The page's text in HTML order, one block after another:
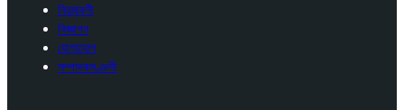
নিয়মাবলী
বিজ্ঞাপন
যোগাযোগ
সম্পাদকমণ্ডলী